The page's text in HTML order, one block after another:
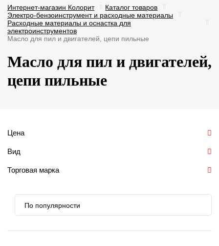
Интернет-магазин Колорит
Каталог товаров
Электро-бензоинструмент и расходные материалы
Расходные материалы и оснастка для
электроинструментов
Масло для пил и двигателей, цепи пильные
Масло для пил и двигателей,
цепи пильные
Цена
Вид
Торговая марка